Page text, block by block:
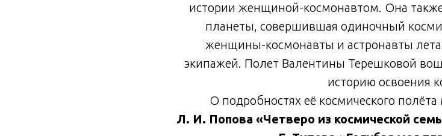
истории женщиной-космонавтом. Она
планеты, совершившая одиночный
женщины-космонавты и астронавты
экипажей. Полет Валентины Терешковой
историю освоения
О подробностях её космического
Л. И. Попова «Четверо из космической